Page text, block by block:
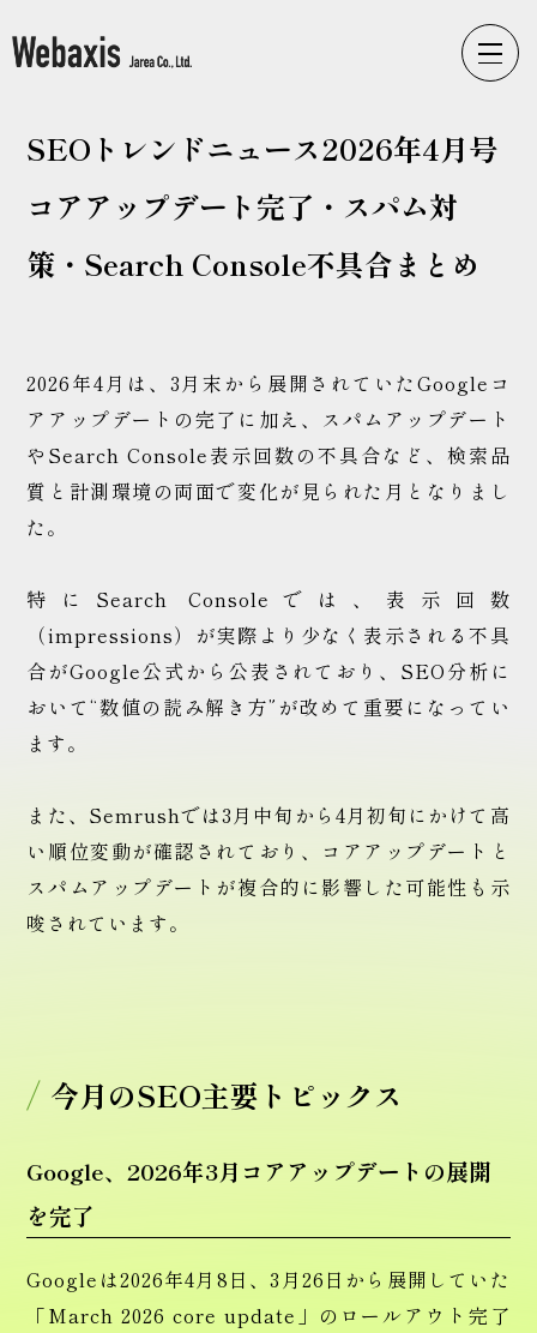
Webaxisの制作カテゴリ
コーポレートサイト
ECサイト
採用サイト
WEbaxis
ブログ一覧
ご相談はこちら
SEOトレンドニュース2026年4月号
コアアップデート完了・スパム対
策・Search Console不具合まとめ
2026年4月は、3月末から展開されていたGoogleコ
アアップデートの完了に加え、スパムアップデート
やSearch Console表示回数の不具合など、検索品
質と計測環境の両面で変化が見られた月となりまし
た。
特にSearch Consoleでは、表示回数
（impressions）が実際より少なく表示される不具
合がGoogle公式から公表されており、SEO分析に
おいて“数値の読み解き方”が改めて重要になってい
ます。
また、Semrushでは3月中旬から4月初旬にかけて高
い順位変動が確認されており、コアアップデートと
スパムアップデートが複合的に影響した可能性も示
唆されています。
今月のSEO主要トピックス
Google、2026年3月コアアップデートの展開
を完了
Googleは2026年4月8日、3月26日から展開していた
「March 2026 core update」のロールアウト完了